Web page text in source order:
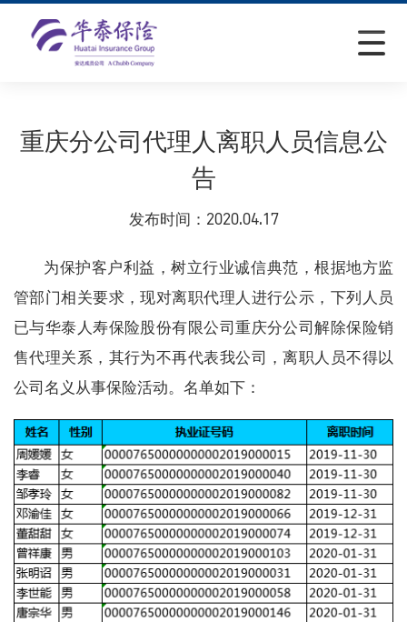
重庆分公司代理人离职人员信息公
告
发布时间： 2020.04.17
为保护客户利益 ，树立行业诚信典范，根据地方监
管部门相关要求 ，现对离职代理人进行公示，下列人员
已与华泰人寿保险股份有限公司重庆分公司解除保险销
售代理关系 ， 其行为不再代表我公司，离职人员不得以
公司名义从事保险活动。 名单如下：